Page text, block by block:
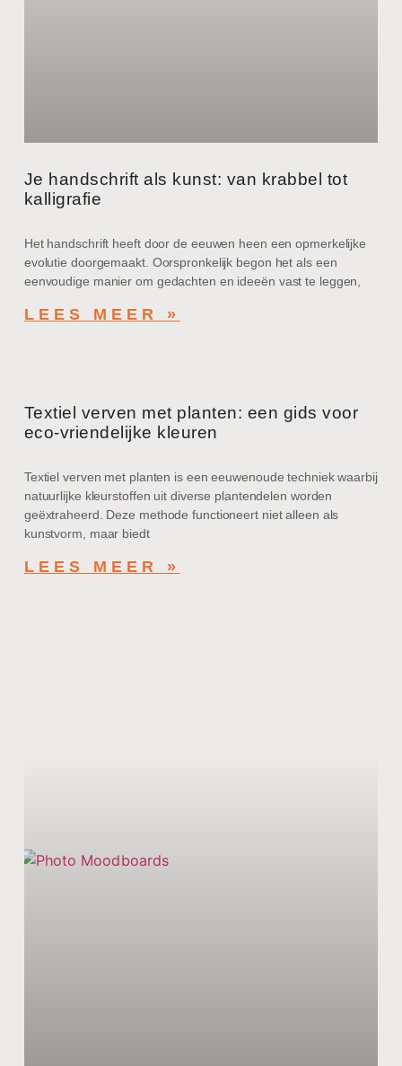
Je handschrift als kunst: van krabbel tot
kalligrafie
Het handschrift heeft door de eeuwen heen een opmerkelijke
evolutie doorgemaakt. Oorspronkelijk begon het als een
eenvoudige manier om gedachten en ideeën vast te leggen,
LEES MEER »
Textiel verven met planten: een gids voor
eco-vriendelijke kleuren
Textiel verven met planten is een eeuwenoude techniek waarbij
natuurlijke kleurstoffen uit diverse plantendelen worden
geëxtraheerd. Deze methode functioneert niet alleen als
kunstvorm, maar biedt
LEES MEER »